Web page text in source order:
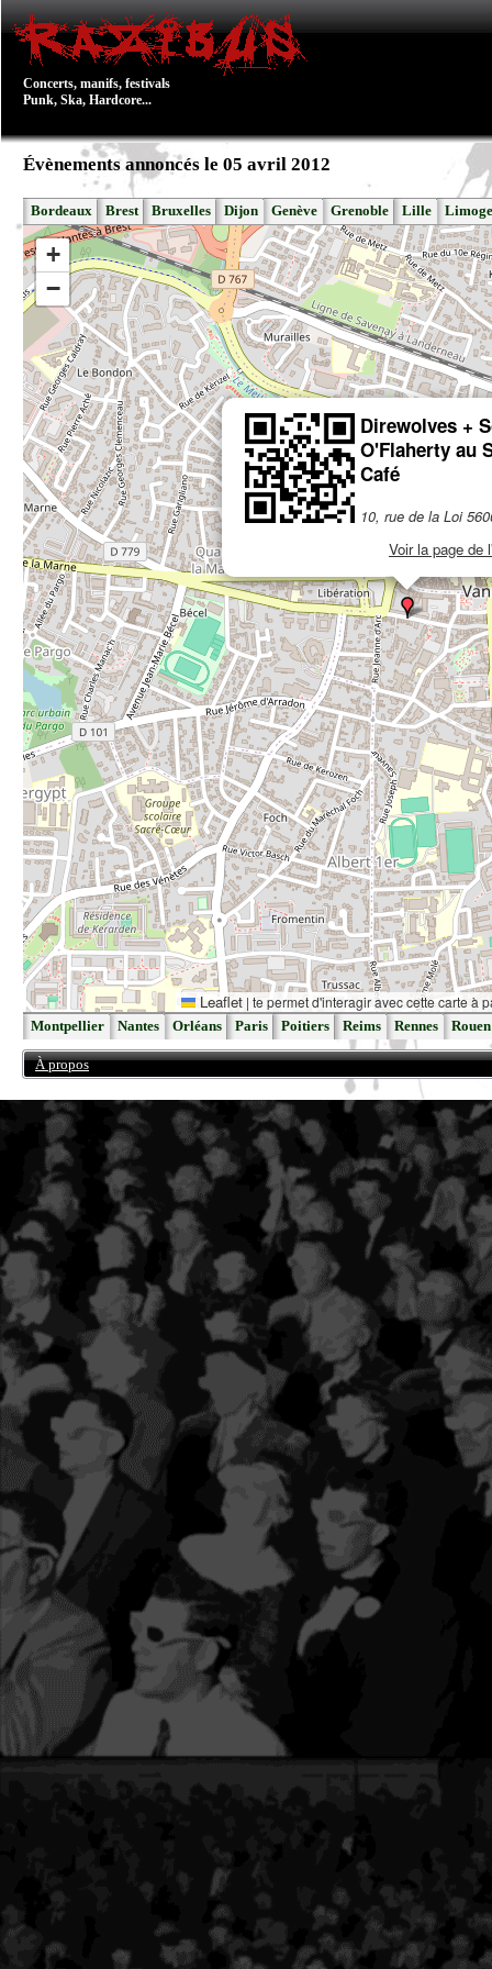
Concerts, manifs, festivals
Punk, Ska, Hardcore...
Évènements annoncés le 05 avril 2012
Bordeaux Brest Bruxelles Dijon Genève Grenoble Lille
Direwolves +
O'Flaherty au
Café
10, rue de la Loi
Voir la page de
+
−
Leaflet | te permet d'interagir avec cette carte à
Montpellier Nantes Orléans Paris Poitiers Reims Rennes Rouen
À propos